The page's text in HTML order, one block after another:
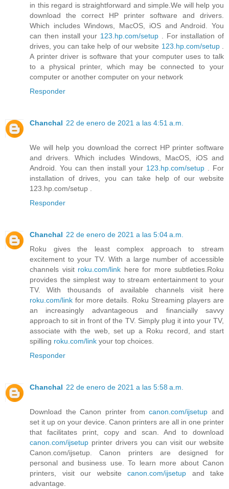
in this regard is straightforward and simple.We will help you
download the correct HP printer software and drivers.
Which includes Windows, MacOS, iOS and Android. You
can then install your 123.hp.com/setup . For installation of
drives, you can take help of our website 123.hp.com/setup.
A printer driver is software that your computer uses to talk
to a physical printer, which may be connected to your
computer or another computer on your network
Responder
Chanchal 22 de enero de 2021 a las 4:51 a.m.
We will help you download the correct HP printer software
and drivers. Which includes Windows, MacOS, iOS and
Android. You can then install your 123.hp.com/setup . For
installation of drives, you can take help of our website
123.hp.com/setup .
Responder
Chanchal 22 de enero de 2021 a las 5:04 a.m.
Roku gives the least complex approach to stream
excitement to your TV. With a large number of accessible
channels visit roku.com/link here for more subtleties.Roku
provides the simplest way to stream entertainment to your
TV. With thousands of available channels visit here
roku.com/link for more details. Roku Streaming players are
an increasingly advantageous and financially savvy
approach to sit in front of the TV. Simply plug it into your TV,
associate with the web, set up a Roku record, and start
spilling roku.com/link your top choices.
Responder
Chanchal 22 de enero de 2021 a las 5:58 a.m.
Download the Canon printer fromcanon.com/ijsetup and
set it up on your device. Canon printers are all in one printer
that facilitates print, copy and scan. And to download
canon.com/ijsetup printer drivers you can visit our website
Canon.com/ijsetup. Canon printers are designed for
personal and business use. To learn more about Canon
printers, visit our website canon.com/ijsetup and take
advantage.